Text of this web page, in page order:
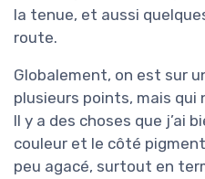
la tenue, et aussi
route.
Globalement, on est sur
plusieurs points, mais qui
Il y a des choses que j’ai
couleur et le côté
peu agacé, surtout en